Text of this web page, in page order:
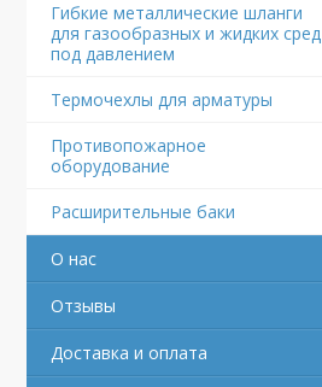
Гибкие металлические шланги
для газообразных и жидких сред
под давлением
Термочехлы для арматуры
Противопожарное
оборудование
Расширительные баки
О нас
Отзывы
Доставка и оплата